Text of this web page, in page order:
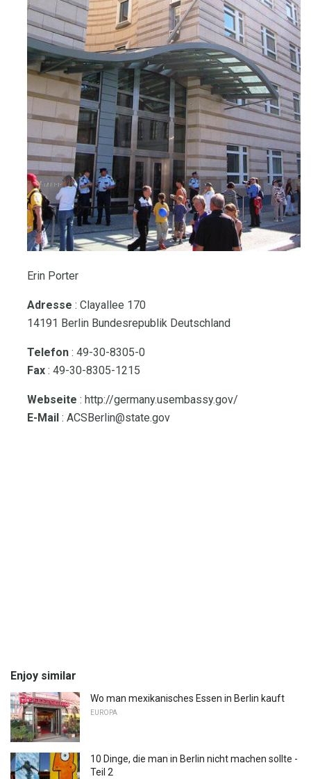
Erin Porter
Adresse : Clayallee 170
14191 Berlin Bundesrepublik Deutschland
Telefon : 49-30-8305-0
Fax : 49-30-8305-1215
Webseite : http://germany.usembassy.gov/
E-Mail : ACSBerlin@state.gov
Enjoy similar
Wo man mexikanisches Essen in Berlin kauft
EUROPA
10 Dinge, die man in Berlin nicht machen sollte -
Teil 2